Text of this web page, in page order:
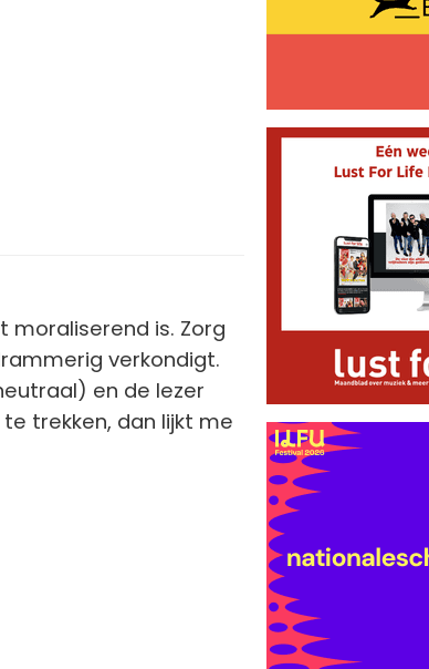
moraliserend is. Zorg
verkondigt.
en de lezer
trekken, dan lijkt me